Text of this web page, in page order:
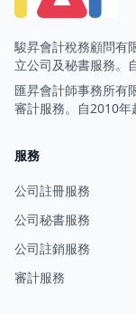
駿昇會計稅務顧問有
立公司及秘書服務。
匯昇會計師事務所有
審計服務。自2010年
服務
公司註冊服務
公司秘書服務
公司註銷服務
審計服務